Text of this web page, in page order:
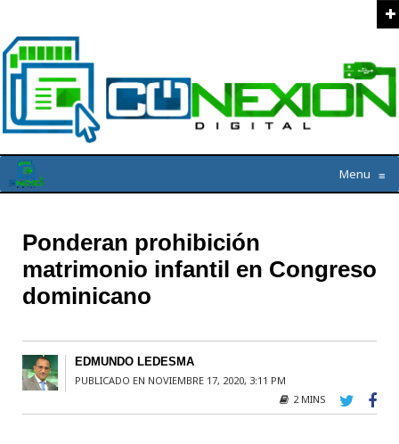
Menu ≡
Ponderan prohibición
matrimonio infantil en Congreso
dominicano
EDMUNDO LEDESMA
PUBLICADO EN NOVIEMBRE 17, 2020, 3:11 PM
2 MINS